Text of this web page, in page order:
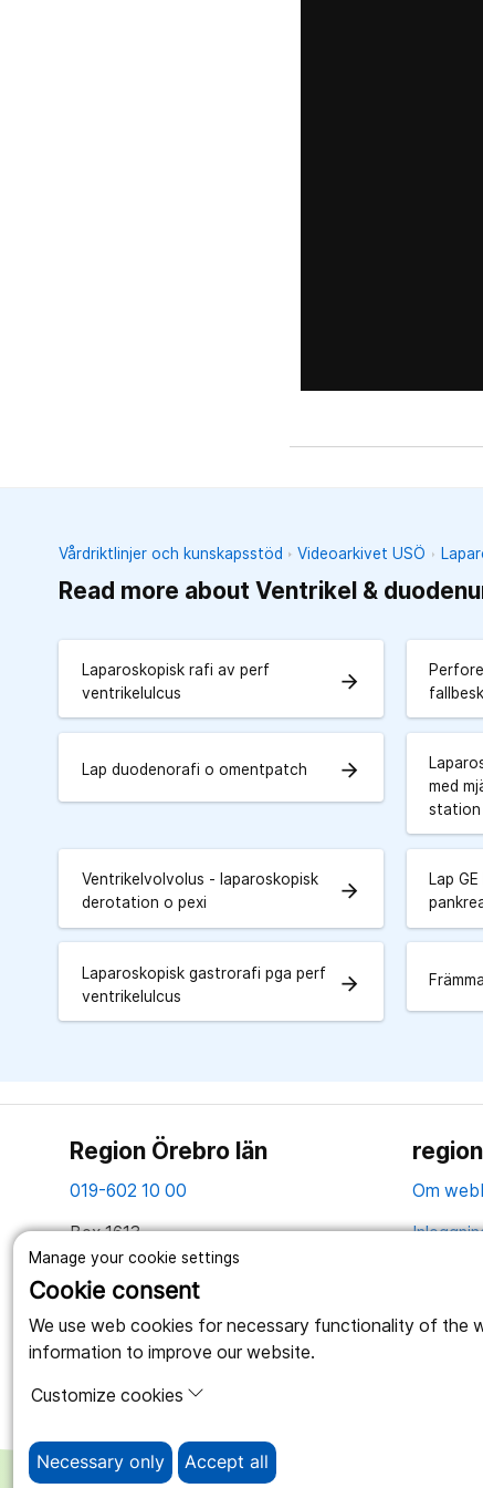
Manage your cookie settings
Cookie consent
We use web cookies for necessary functionality of the
information to improve our website.
Customize cookies
Necessary only Accept all
Vårdriktlinjer och kunskapsstöd Videoarkivet USÖ
Read more about Ventrikel &
Laparoskopisk rafi av perf
ventrikelulcus
arrow_forward
Lap duodenorafi o omentpatch arrow_forward
med
station
Ventrikelvolvolus - laparoskopisk
derotation o pexi
arrow_forward
Lap
Laparoskopisk gastrorafi pga perf
ventrikelulcus
arrow_forward
Region Örebro län
019-602 10 00
Box 1613
701 16 Örebro
Tillsammans skapar vi ett bättre liv
Om